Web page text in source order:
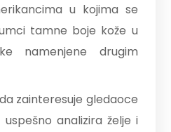
u kojima se
tamne boje kože u
namenjene drugim
zainteresuje gledaoce
analizira želje i